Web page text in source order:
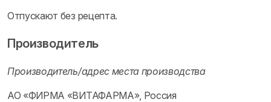
Отпускают без рецепта.
Производитель
Производитель/адрес места производства
АО «ФИРМА «ВИТАФАРМА», Россия